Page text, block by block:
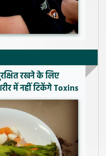
रखने के लिए
में नहीं टिकेंगे Toxins